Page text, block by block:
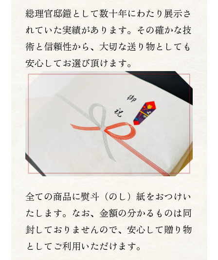
総理官邸鎧として数十年にわたり展示さ
れていた実績があります。その確かな技
術と信頼性から、大切な送り物としても
安心してお選び頂けます。
全ての商品に熨斗（のし）紙をおつけい
たします。なお、金額の分かるものは同
封しておりませんので、安心して贈り物
としてご利用いただけます。